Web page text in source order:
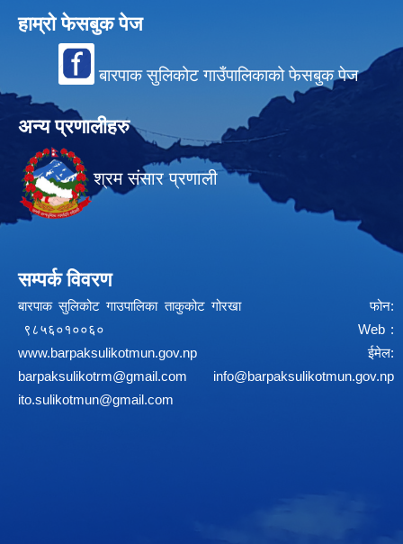
हाम्रो फेसबुक पेज
बारपाक सुलिकोट गाउँपालिकाको फेसबुक पेज
अन्य प्रणालीहरु
श्रम संसार प्रणाली
सम्पर्क विवरण
बारपाक सुलिकोट गाउपालिका ताकुकोट गोरखा फोन:
९८५६०१००६० Web :
www.barpaksulikotmun.gov.np
ईमेल:
barpaksulikotrm@gmail.com
info@barpaksulikotmun.gov.np
ito.sulikotmun@gmail.com